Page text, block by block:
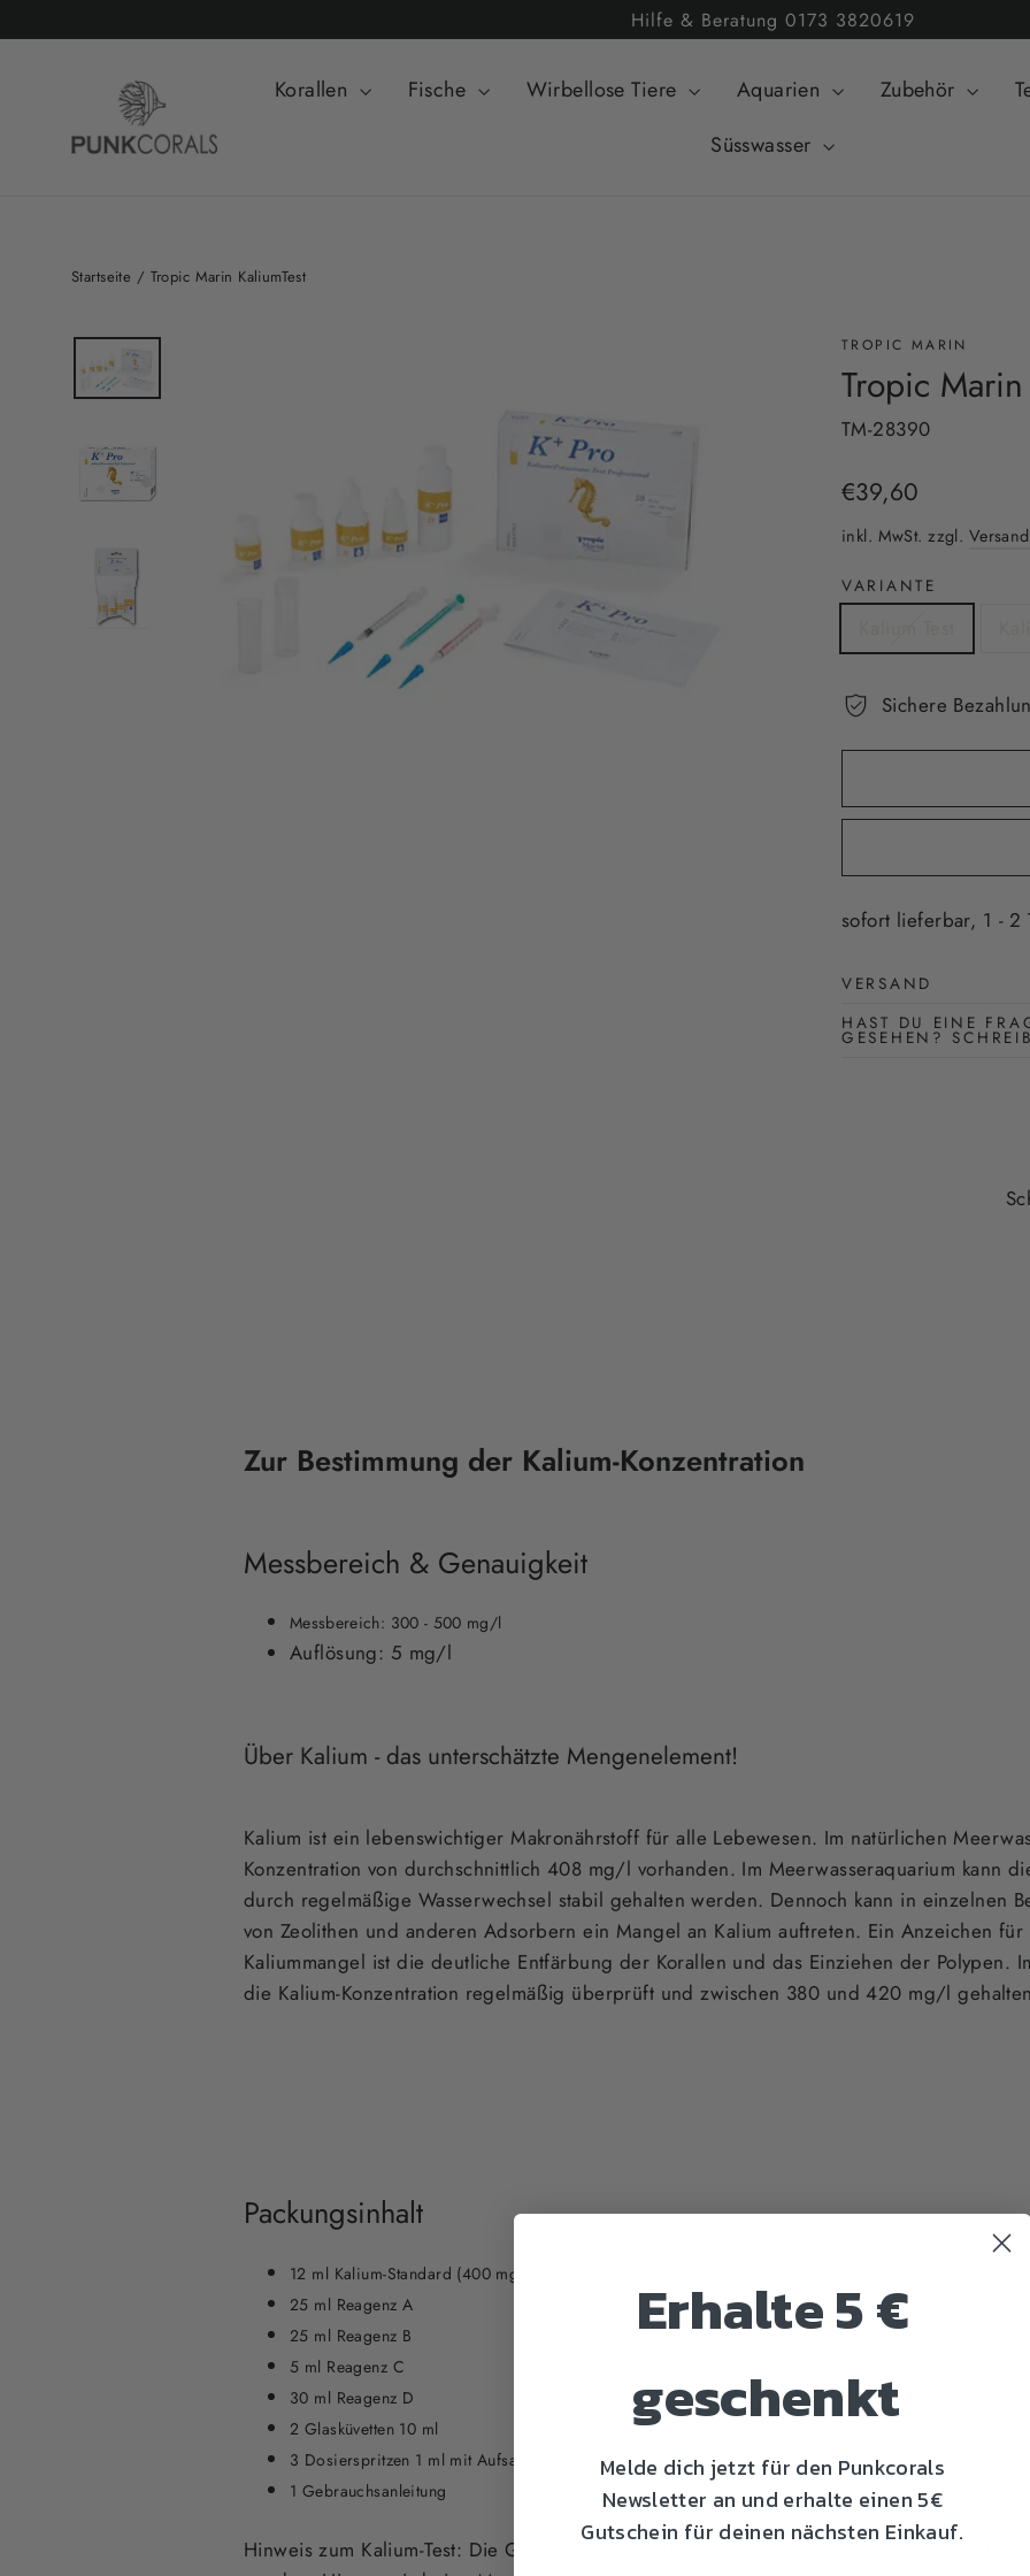
zum
Hilfe & Beratung 0173 3820619
Korallen Fische Wirbellose Tiere Aquarien Zubehör
Süsswasser
Startseite / Tropic Marin KaliumTest
TROPIC MARIN
Tropic Marin
TM-28390
Normaler
€39,60
inkl. MwSt. zzgl.
VARIANTE
Sichere
sofort lieferbar, 1 - 2
VERSAND
HAST DU EINE
GESEHEN?
Zur Bestimmung der Kalium-Konzentration
Messbereich & Genauigkeit
Messbereich: 300 - 500 mg/l
Auflösung: 5 mg/l
Über Kalium - das unterschätzte Mengenelement!
Kalium ist ein lebenswichtiger Makronährstoff für alle Lebewesen. Im natürlichen
Konzentration von durchschnittlich 408 mg/l vorhanden. Im Meerwasseraquarium kann
durch regelmäßige Wasserwechsel stabil gehalten werden. Dennoch kann in einzelnen
von Zeolithen und anderen Adsorbern ein Mangel an Kalium auftreten. Ein Anzeichen
Kaliummangel ist die deutliche Entfärbung der Korallen und das Einziehen der Polypen.
die Kalium-Konzentration regelmäßig überprüft und zwischen 380 und 420 mg/l
Packungsinhalt
12 ml Kalium-Standard (400 mg/l)
25 ml Reagenz A
25 ml Reagenz B
5 ml Reagenz C
30 ml Reagenz D
2 Glasküvetten 10 ml
3 Dosierspritzen 1 ml mit Aufsatz
1 Gebrauchsanleitung
Hinweis zum Kalium-Test: Die Genauigkeit der Messergebnisse kann durch die
Erhalte 5 €
geschenkt
Melde dich jetzt für den Punkcorals
Newsletter an und erhalte einen 5€
Gutschein für deinen nächsten Einkauf.